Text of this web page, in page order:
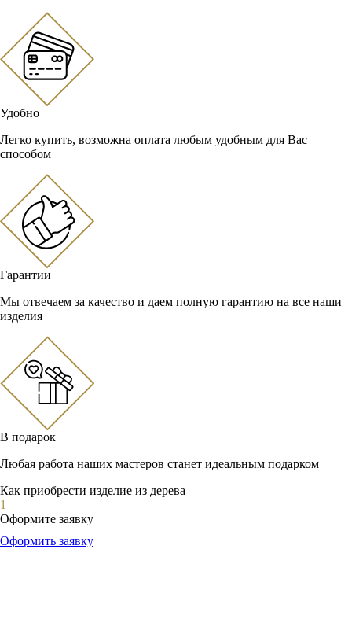
Удобно
Легко купить, возможна оплата любым удобным для Вас
способом
Гарантии
Мы отвечаем за качество и даем полную гарантию на все наши
изделия
В подарок
Любая работа наших мастеров станет идеальным подарком
Как приобрести изделие из дерева
1
Оформите заявку
Оформить заявку